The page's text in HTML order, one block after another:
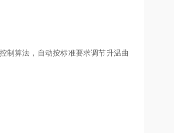
制算法，自动按标准要求调节升温曲